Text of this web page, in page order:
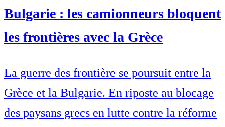
Bulgarie : les camionneurs bloquent
les frontières avec la Grèce
La guerre des frontière se poursuit entre la
Grèce et la Bulgarie. En riposte au blocage
des paysans grecs en lutte contre la réforme